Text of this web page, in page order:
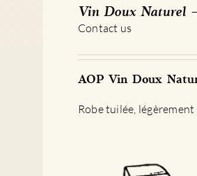
Vin Doux Naturel
Contact us
AOP Vin Doux
Robe tuilée, légèrement